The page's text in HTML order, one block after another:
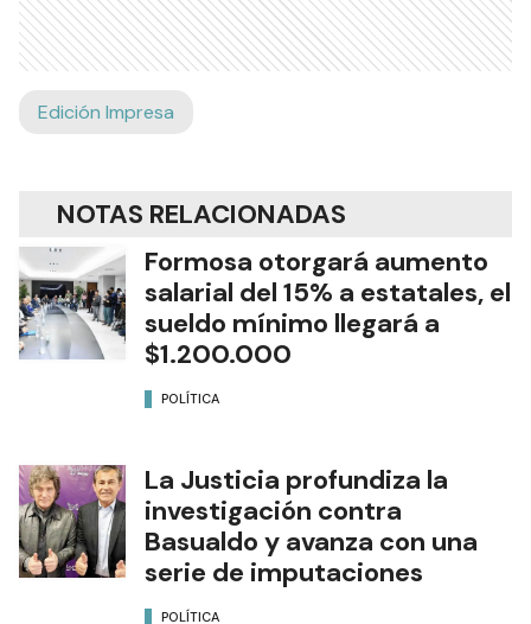
Edición Impresa
NOTAS RELACIONADAS
Formosa otorgará aumento
salarial del 15% a estatales, el
sueldo mínimo llegará a
$1.200.000
POLÍTICA
La Justicia profundiza la
investigación contra
Basualdo y avanza con una
serie de imputaciones
POLÍTICA